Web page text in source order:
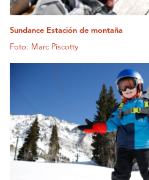
Sundance Estación de montaña
Foto: Marc Piscotty